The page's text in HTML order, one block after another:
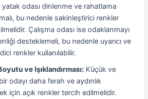
odası dinlenme ve rahatlama
bu nedenle sakinleştirici renkler
Çalışma odası ise odaklanmayı
desteklemeli, bu nedenle uyarıcı ve
renkler kullanılabilir.
ve Işıklandırması: Küçük ve
odayı daha ferah ve aydınlık
için açık renkler tercih edilmelidir.